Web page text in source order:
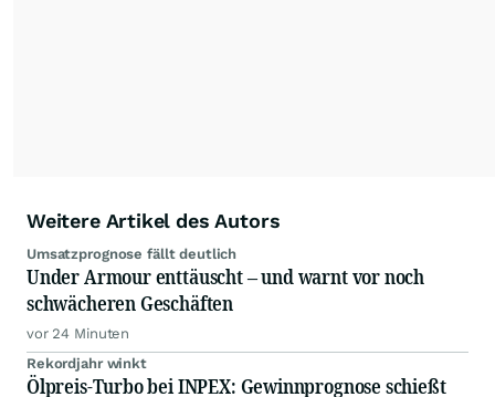
Weitere Artikel des Autors
Umsatzprognose fällt deutlich
Under Armour enttäuscht – und warnt vor noch
schwächeren Geschäften
vor 24 Minuten
Rekordjahr winkt
Ölpreis-Turbo bei INPEX: Gewinnprognose schießt